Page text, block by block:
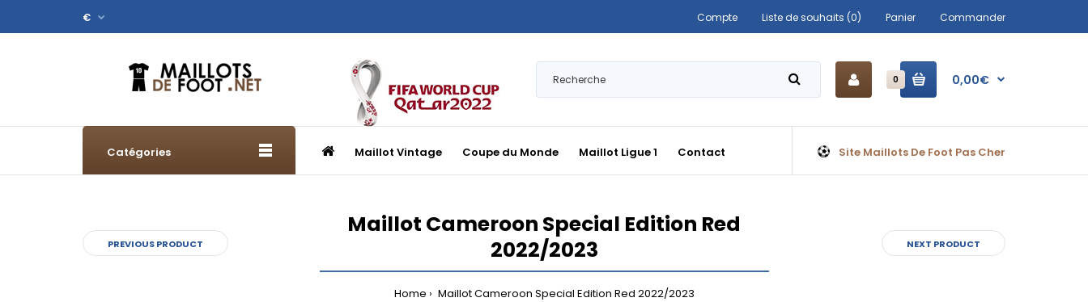
Compte Liste de souhaits (0) Panier Commander
€
0 0,00€
Catégories Maillot Vintage Coupe du Monde Maillot Ligue 1 Contact Site Maillots De Foot Pas Cher
PREVIOUS PRODUCT
Maillot Cameroon Special Edition Red
2022/2023
Home Maillot Cameroon Special Edition Red 2022/2023
NEXT PRODUCT